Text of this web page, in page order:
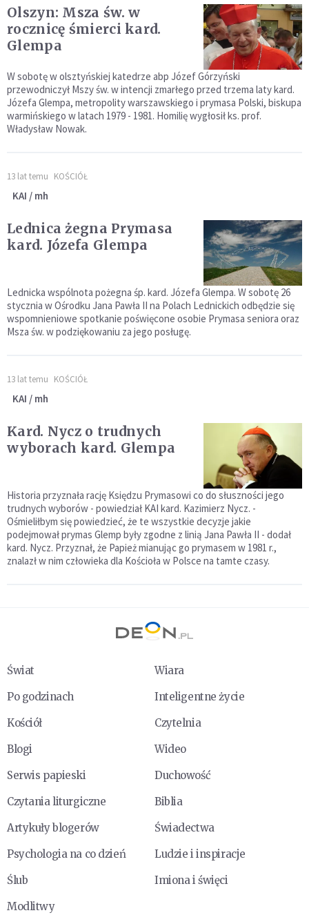
Olszyn: Msza św. w
rocznicę śmierci kard.
Glempa
W sobotę w olsztyńskiej katedrze abp Józef Górzyński
przewodniczył Mszy św. w intencji zmarłego przed trzema laty kard.
Józefa Glempa, metropolity warszawskiego i prymasa Polski, biskupa
warmińskiego w latach 1979 - 1981. Homilię wygłosił ks. prof.
Władysław Nowak.
13 lat temu KOŚCIÓŁ
KAI / mh
Lednica żegna Prymasa
kard. Józefa Glempa
Lednicka wspólnota pożegna śp. kard. Józefa Glempa. W sobotę 26
stycznia w Ośrodku Jana Pawła II na Polach Lednickich odbędzie się
wspomnieniowe spotkanie poświęcone osobie Prymasa seniora oraz
Msza św. w podziękowaniu za jego posługę.
13 lat temu KOŚCIÓŁ
KAI / mh
Kard. Nycz o trudnych
wyborach kard. Glempa
Historia przyznała rację Księdzu Prymasowi co do słuszności jego
trudnych wyborów - powiedział KAI kard. Kazimierz Nycz. -
Ośmieliłbym się powiedzieć, że te wszystkie decyzje jakie
podejmował prymas Glemp były zgodne z linią Jana Pawła II - dodał
kard. Nycz. Przyznał, że Papież mianując go prymasem w 1981 r.,
znalazł w nim człowieka dla Kościoła w Polsce na tamte czasy.
Świat
Wiara
Po godzinach
Inteligentne życie
Kościół
Czytelnia
Blogi
Wideo
Serwis papieski
Duchowość
Czytania liturgiczne
Biblia
Artykuły blogerów
Świadectwa
Psychologia na co dzień
Ludzie i inspiracje
Ślub
Imiona i święci
Modlitwy